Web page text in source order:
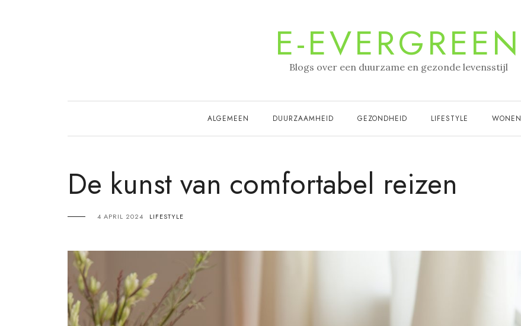
E-EVERGREEN
Blogs over een duurzame en gezonde levensstijl
ALGEMEEN DUURZAAMHEID GEZONDHEID LIFESTYLE WONEN
De kunst van comfortabel reizen
4 APRIL 2024 LIFESTYLE